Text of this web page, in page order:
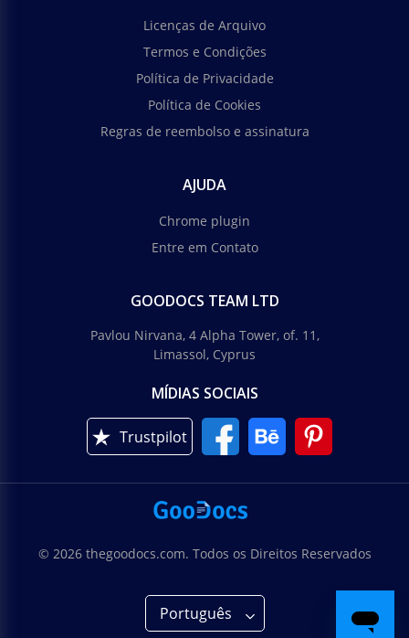
Licenças de Arquivo
Termos e Condições
Política de Privacidade
Política de Cookies
Regras de reembolso e assinatura
AJUDA
Chrome plugin
Entre em Contato
GOODOCS TEAM LTD
Pavlou Nirvana, 4 Alpha Tower, of. 11,
Limassol, Cyprus
MÍDIAS SOCIAIS
Trustpilot
© 2026 thegoodocs.com. Todos os Direitos Reservados
Português